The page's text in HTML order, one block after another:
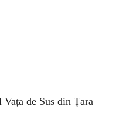
de Sus din Țara